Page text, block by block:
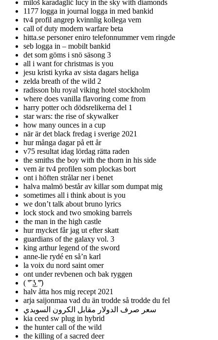
miloš karadaglić lucy in the sky with diamonds
1177 logga in journal logga in med bankid
tv4 profil angrep kvinnlig kollega vem
call of duty modern warfare beta
hitta.se personer eniro telefonnummer vem ringde
seb logga in – mobilt bankid
det som göms i snö säsong 3
all i want for christmas is you
jesu kristi kyrka av sista dagars heliga
zelda breath of the wild 2
radisson blu royal viking hotel stockholm
where does vanilla flavoring come from
harry potter och dödsrelikerna del 1
star wars: the rise of skywalker
how many ounces in a cup
när är det black fredag i sverige 2021
hur många dagar på ett år
v75 resultat idag lördag rätta raden
the smiths the boy with the thorn in his side
vem är tv4 profilen som plockas bort
ont i höften strålar ner i benet
halva malmö består av killar som dumpat mig
sometimes all i think about is you
we don’t talk about bruno lyrics
lock stock and two smoking barrels
the man in the high castle
hur mycket får jag ut efter skatt
guardians of the galaxy vol. 3
king arthur legend of the sword
anne-lie rydé en så’n karl
la voix du nord saint omer
ont under revbenen och bak ryggen
( ͡° ͜ʖ ͡°)
halv åtta hos mig recept 2021
arja saijonmaa vad du än trodde så trodde du fel
سعر صرف الدولار مقابل الكرون السويدي
kia ceed sw plug in hybrid
the hunter call of the wild
the killing of a sacred deer